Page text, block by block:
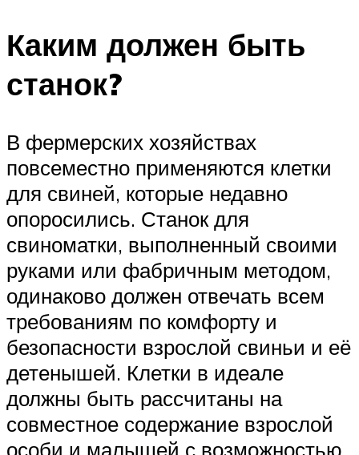
Каким должен быть
станок?
В фермерских хозяйствах
повсеместно применяются клетки
для свиней, которые недавно
опоросились. Станок для
свиноматки, выполненный своими
руками или фабричным методом,
одинаково должен отвечать всем
требованиям по комфорту и
безопасности взрослой свиньи и её
детенышей. Клетки в идеале
должны быть рассчитаны на
совместное содержание взрослой
особи и малышей с возможностью